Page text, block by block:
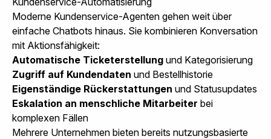
Moderne Kundenservice-Agenten gehen weit über
einfache Chatbots hinaus. Sie kombinieren Konversation
mit Aktionsfähigkeit:
Automatische Ticketerstellung und Kategorisierung
Zugriff auf Kundendaten und Bestellhistorie
Eigenständige Rückerstattungen und Statusupdates
Eskalation an menschliche Mitarbeiter bei
komplexen Fällen
Mehrere Unternehmen bieten bereits nutzungsbasierte